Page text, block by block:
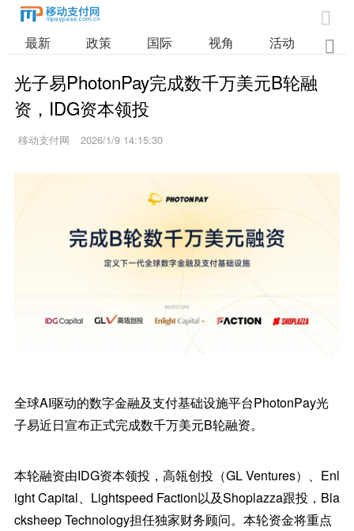

最新 政策 国际 视角 活动 业

光子易PhotonPay完成数千万美元B轮融
资，IDG资本领投
移动支付网 2026/1/9 14:15:30
全球AI驱动的数字金融及支付基础设施平台PhotonPay光
子易近日宣布正式完成数千万美元B轮融资。
本轮融资由IDG资本领投，高瓴创投（GL Ventures）、Enl
ight Capital、Lightspeed Faction以及Shoplazza跟投，Bla
cksheep Technology担任独家财务顾问。本轮资金将重点